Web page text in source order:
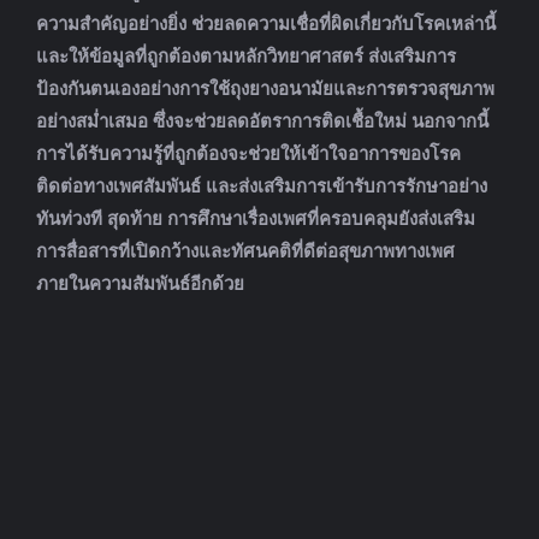
ความสำคัญอย่างยิ่ง ช่วยลดความเชื่อที่ผิดเกี่ยวกับโรคเหล่านี้
และให้ข้อมูลที่ถูกต้องตามหลักวิทยาศาสตร์ ส่งเสริมการ
ป้องกันตนเองอย่างการใช้ถุงยางอนามัยและการตรวจสุขภาพ
อย่างสม่ำเสมอ ซึ่งจะช่วยลดอัตราการติดเชื้อใหม่ นอกจากนี้
การได้รับความรู้ที่ถูกต้องจะช่วยให้เข้าใจอาการของโรค
ติดต่อทางเพศสัมพันธ์ และส่งเสริมการเข้ารับการรักษาอย่าง
ทันท่วงที สุดท้าย การศึกษาเรื่องเพศที่ครอบคลุมยังส่งเสริม
การสื่อสารที่เปิดกว้างและทัศนคติที่ดีต่อสุขภาพทางเพศ
ภายในความสัมพันธ์อีกด้วย